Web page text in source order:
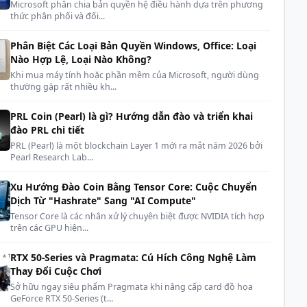
(MTBF)
lưu trữ -40 độ C đến 85 độ C
chống sốc 1500G(thời lượng
nổi bật
Hỗ trợ HMB (Host Memory Buffer) và SLC
Cache
hỗ trợ Lexar DiskMaster
60 tháng(5 năm) hoặc trong giới hạn
TBW (tùy điều kiện nào đến trước)
(D x R x
Khoảng
Microsoft phân chia bản quyền hệ điều hành dựa trên phương
thức phân phối và đối...
Phân Biệt Các Loại Bản Quyền Windows, Office: Loại
Nào Hợp Lệ, Loại Nào Không?
Khi mua máy tính hoặc phần mềm của Microsoft, người dùng
thường gặp rất nhiều kh...
PRL Coin (Pearl) là gì? Hướng dẫn đào và triển khai
đào PRL chi tiết
PRL (Pearl) là một blockchain Layer 1 mới ra mắt năm 2026 bởi
Pearl Research Lab...
Xu Hướng Đào Coin Bằng Tensor Core: Cuộc Chuyển
Dịch Từ "Hashrate" Sang "AI Compute"
Tensor Core là các nhân xử lý chuyên biệt được NVIDIA tích hợp
trên các GPU hiện...
RTX 50-Series và Pragmata: Cú Hích Công Nghệ Làm
Thay Đổi Cuộc Chơi
Sở hữu ngay siêu phẩm Pragmata khi nâng cấp card đồ họa
GeForce RTX 50-Series (t...